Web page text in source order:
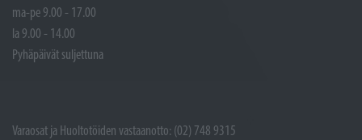
ma-pe 9.00 - 17.00
la 9.00 - 14.00
Pyhäpäivät suljettuna
Varaosat ja Huoltotöiden vastaanotto: (02) 748 9315